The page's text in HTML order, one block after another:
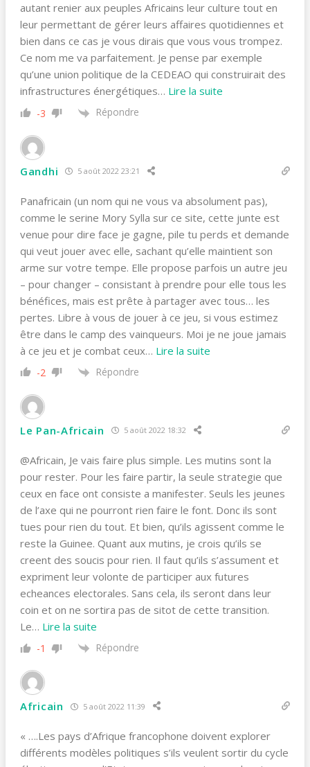
autant renier aux peuples Africains leur culture tout en
leur permettant de gérer leurs affaires quotidiennes et
bien dans ce cas je vous dirais que vous vous trompez.
Ce nom me va parfaitement. Je pense par exemple
qu’une union politique de la CEDEAO qui construirait des
infrastructures énergétiques… Lire la suite
-3 Répondre
Gandhi 5 août 2022 23:21
Panafricain (un nom qui ne vous va absolument pas),
comme le serine Mory Sylla sur ce site, cette junte est
venue pour dire face je gagne, pile tu perds et demande
qui veut jouer avec elle, sachant qu’elle maintient son
arme sur votre tempe. Elle propose parfois un autre jeu
– pour changer – consistant à prendre pour elle tous les
bénéfices, mais est prête à partager avec tous… les
pertes. Libre à vous de jouer à ce jeu, si vous estimez
être dans le camp des vainqueurs. Moi je ne joue jamais
à ce jeu et je combat ceux… Lire la suite
-2 Répondre
Le Pan-Africain 5 août 2022 18:32
@Africain, Je vais faire plus simple. Les mutins sont la
pour rester. Pour les faire partir, la seule strategie que
ceux en face ont consiste a manifester. Seuls les jeunes
de l’axe qui ne pourront rien faire le font. Donc ils sont
tues pour rien du tout. Et bien, qu’ils agissent comme le
reste la Guinee. Quant aux mutins, je crois qu’ils se
creent des soucis pour rien. Il faut qu’ils s’assument et
expriment leur volonte de participer aux futures
echeances electorales. Sans cela, ils seront dans leur
coin et on ne sortira pas de sitot de cette transition.
Le… Lire la suite
-1 Répondre
Africain 5 août 2022 11:39
« ….Les pays d’Afrique francophone doivent explorer
différents modèles politiques s’ils veulent sortir du cycle